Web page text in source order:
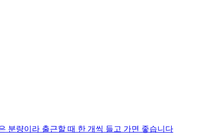
분량이라 출근할 때 한 개씩 들고 가면 좋습니다